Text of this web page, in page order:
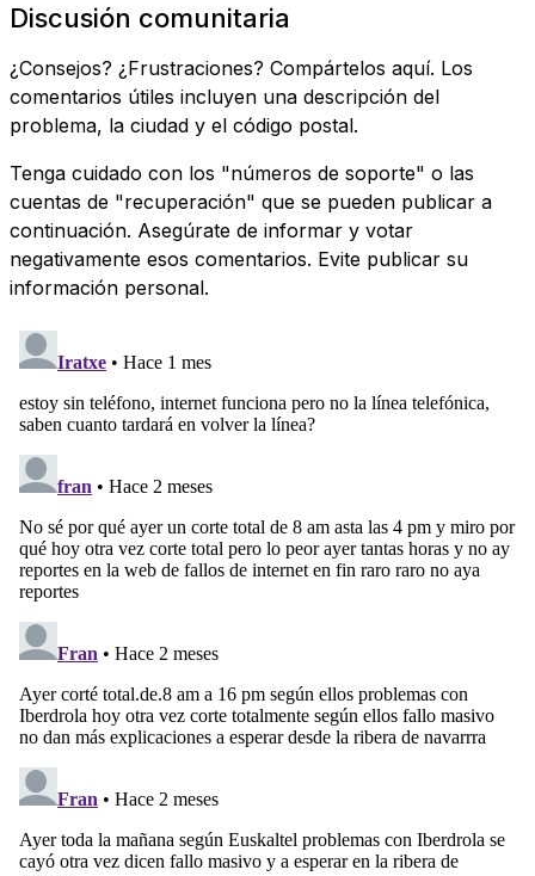
Discusión comunitaria
¿Consejos? ¿Frustraciones? Compártelos aquí. Los
comentarios útiles incluyen una descripción del
problema, la ciudad y el código postal.
Tenga cuidado con los "números de soporte" o las
cuentas de "recuperación" que se pueden publicar a
continuación. Asegúrate de informar y votar
negativamente esos comentarios. Evite publicar su
información personal.